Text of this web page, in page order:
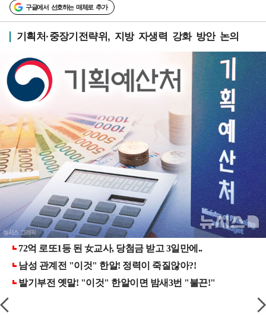
구글에서 선호하는 매체로 추가
기획처·중장기전략위, 지방 자생력 강화 방안 논의